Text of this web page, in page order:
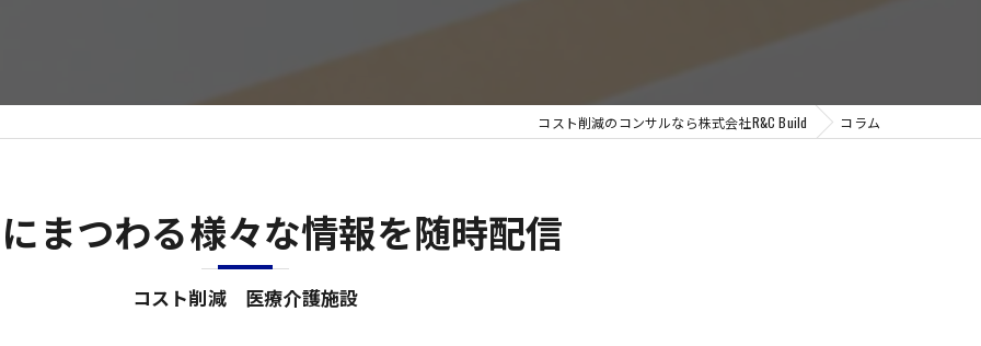
コスト削減のコンサルなら株式会社R&C Build コラム
まつわる様々な情報を随時配信
コスト削減 医療介護施設